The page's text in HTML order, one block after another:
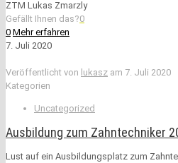
ZTM Lukas Zmarzly
Gefällt Ihnen das?0
0 Mehr erfahren
7. Juli 2020
Veröffentlicht von lukasz am 7. Juli 2020
Kategorien
Uncategorized
Ausbildung zum Zahntechniker
Lust auf ein Ausbildungsplatz zum